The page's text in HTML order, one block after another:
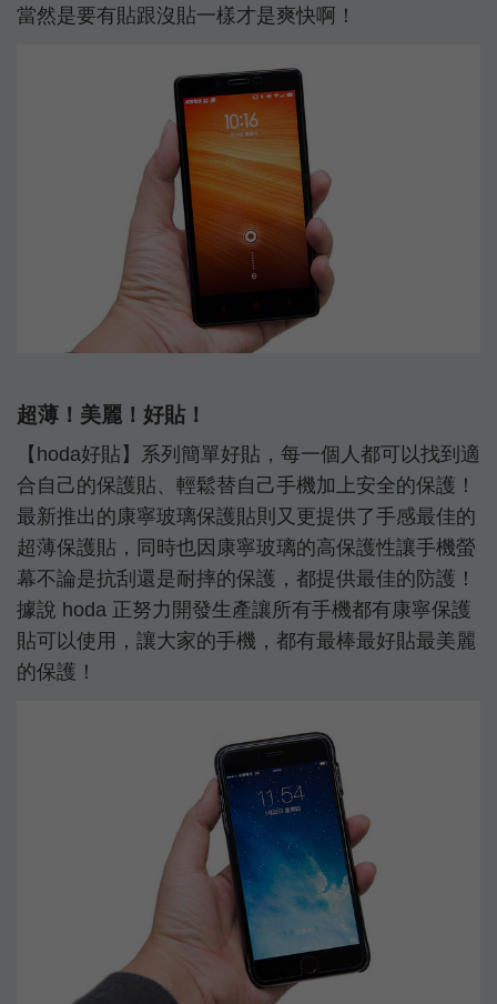
當然是要有貼跟沒貼一樣才是爽快啊！
超薄！美麗！好貼！
【hoda好貼】系列簡單好貼，每一個人都可以找到適
合自己的保護貼、輕鬆替自己手機加上安全的保護！
最新推出的康寧玻璃保護貼則又更提供了手感最佳的
超薄保護貼，同時也因康寧玻璃的高保護性讓手機螢
幕不論是抗刮還是耐摔的保護，都提供最佳的防護！
據說 hoda 正努力開發生產讓所有手機都有康寧保護
貼可以使用，讓大家的手機，都有最棒最好貼最美麗
的保護！